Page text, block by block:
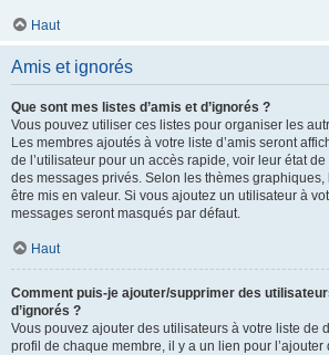
Haut
Amis et ignorés
Que sont mes listes d’amis et d’ignorés ?
Vous pouvez utiliser ces listes pour organiser les
Les membres ajoutés à votre liste d’amis seront
de l’utilisateur pour un accès rapide, voir leur état
des messages privés. Selon les thèmes
être mis en valeur. Si vous ajoutez un utilisateur à
messages seront masqués par défaut.
Haut
Comment puis-je ajouter/supprimer des
d’ignorés ?
Vous pouvez ajouter des utilisateurs à votre liste de
profil de chaque membre, il y a un lien pour l’ajouter